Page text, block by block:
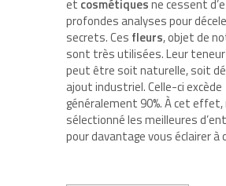
et cosmétiquesne cessent
profondes analyses pour
secrets. Ces fleurs, objet de
sont très utilisées. Leur
peut être soit naturelle, soit
ajout industriel. Celle-ci excède
généralement 90%. À cet
sélectionné les meilleures
pour davantage vous éclairer à